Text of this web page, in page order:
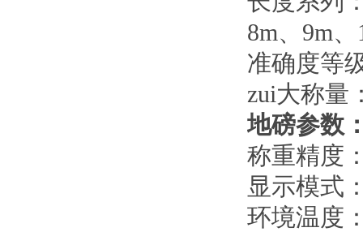
8m、 9m、
准确度等
zui大称量
地磅参数
称重精度
显示模式
环境温度